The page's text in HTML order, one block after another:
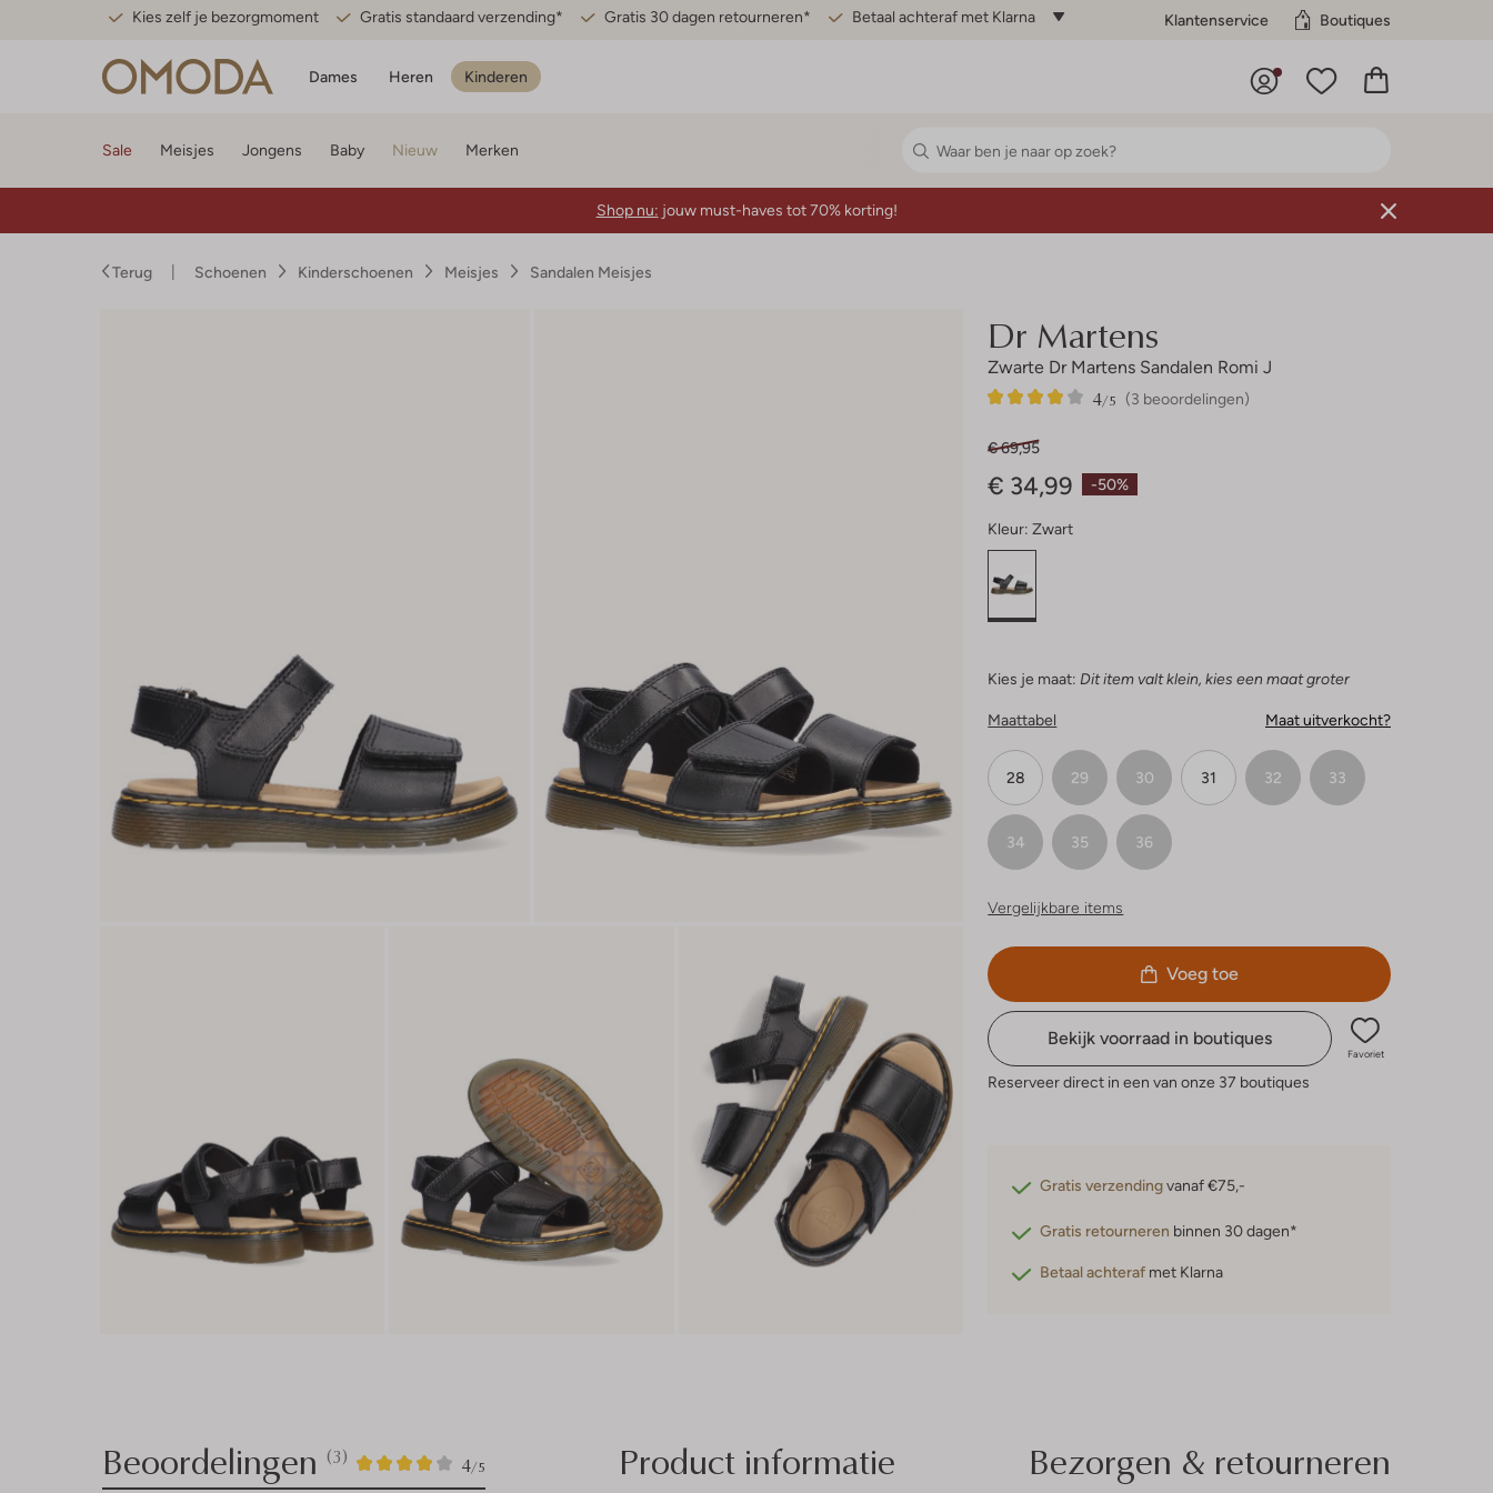
Kies zelf je bezorgmoment Gratis standaard verzending* Gratis 30 dagen retourneren* Betaal achteraf met Klarna Klantenservice Boutiques
Dames Heren Kinderen
Sale Meisjes Jongens Baby Nieuw Merken
Shop nu: jouw must-haves tot 70% korting!
Terug Schoenen Kinderschoenen Meisjes Sandalen Meisjes
Dr Martens
Zwarte Dr Martens Sandalen Romi J
(3 beoordelingen)
4/5
3
4
-50%
€ 69,95
€ 34,99
Kleur: Zwart
Kies je maat: Dit item valt klein, kies een maat groter
Maattabel Maat uitverkocht?
28 29 30 31 32 33
34 35 36
Vergelijkbare items
Voeg toe
Bekijk voorraad in boutiques
Favoriet
Reserveer direct in een van onze 37 boutiques
Gratis verzendingvanaf €75,-
Gratis retourneren binnen 30 dagen*
Betaal achteraf met Klarna
Product informatie
Beoordelingen (3) 4/5
3
4
Bezorgen & retourneren